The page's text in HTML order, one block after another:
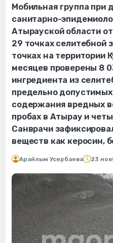
Мобильная группа при
санитарно-
Атырауской области
29 точках селитебной
точках на территории
месяцев проверены 8
ингредиента из
предельно
содержания вредных
пробах в Атырау и
Санврачи
веществ как керосин,
Арайлым Усербаева 23